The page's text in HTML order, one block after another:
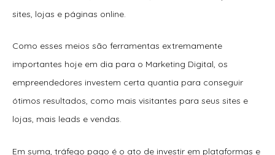
sites, lojas e páginas online.
Como esses meios são ferramentas extremamente
importantes hoje em dia para o Marketing Digital, os
empreendedores investem certa quantia para conseguir
ótimos resultados, como mais visitantes para seus sites e
lojas, mais leads e vendas.
Em suma, tráfego pago é o ato de investir em plataformas e